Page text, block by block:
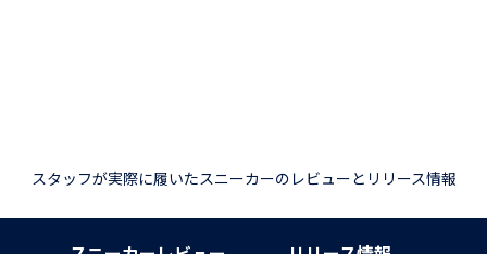
スタッフが実際に履いたスニーカーのレビューとリリース情報